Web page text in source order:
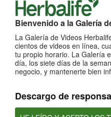
Bienvenido a la Galería
La Galería de Videos
cientos de videos en línea,
tu propio horario. La Galería
día, los siete días de la
negocio, y mantenerte bien
Descargo de